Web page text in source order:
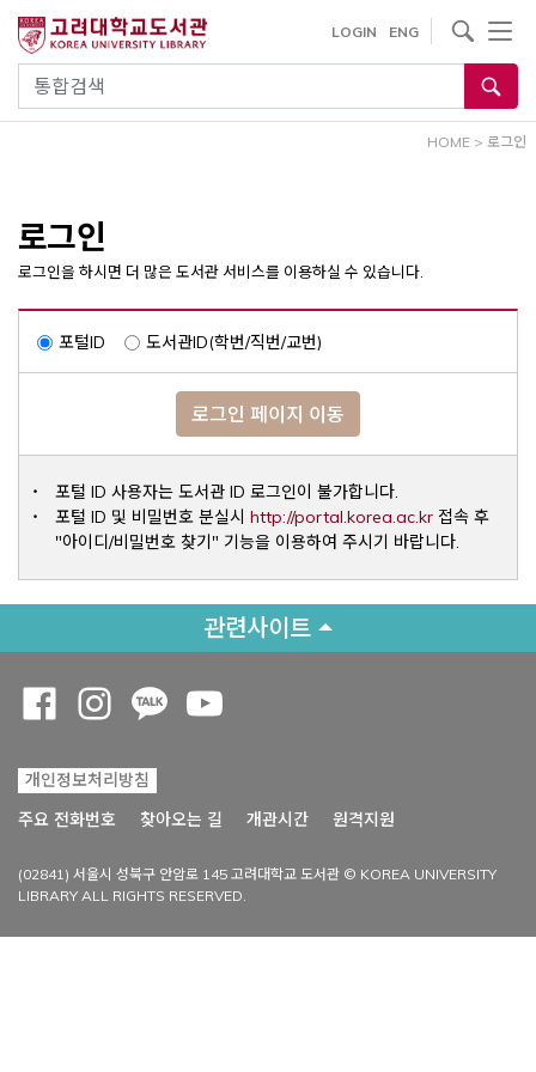
건
통합검색
LOGIN ENG
사이트내 검색
HOME > 로그인
로그인
로그인을 하시면 더 많은 도서관 서비스를 이용하실 수 있습니다.
포털ID 도서관ID(학번/직번/교번)
로그인 페이지 이동
포털 ID 사용자는 도서관 ID 로그인이 불가합니다.
포털 ID 및 비밀번호 분실시 http://portal.korea.ac.krOpens a
접속 후
"아이디/비밀번호 찾기" 기능을 이용하여 주시기 바랍니다.
관련사이트
개인정보처리방침
주요 전화번호
찾아오는 길 개관시간 원격지원
(02841) 서울시 성북구 안암로 145 고려대학교 도서관 © KOREA UNIVERSITY
LIBRARY ALL RIGHTS RESERVED.
Opens a new window
Opens a new window
Opens a new window